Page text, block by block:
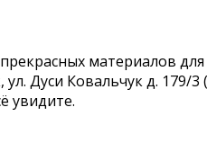
материалов
Дуси Ковальчук д. 179/
увидите.